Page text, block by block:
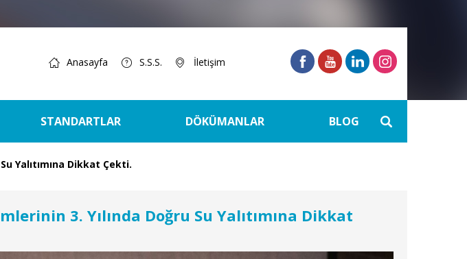
Anasayfa S.S.S. İletişim
STANDARTLAR DÖKÜMANLAR BLOG
Yalıtımına Dikkat Çekti.
3. Yılında Doğru Su Yalıtımına Dikkat